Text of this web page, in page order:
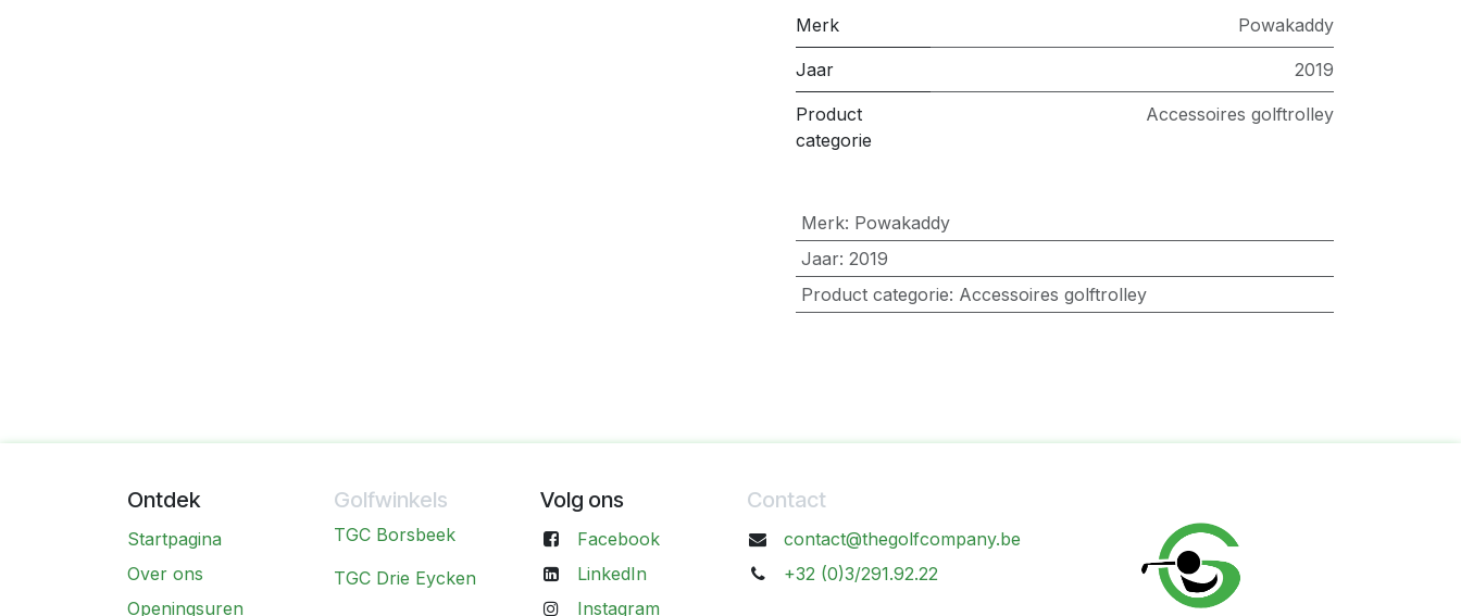
Merk Powakaddy
Jaar 2019
Product
categorie
Accessoires golftrolley
Merk: Powakaddy
Jaar: 2019
Product categorie: Accessoires golftrolley
Ontdek
Startpagina
Over ons
Openingsuren
Golfwinkels
TGC Borsbeek
TGC Drie Eycken
Volg ons
Facebook
LinkedIn
Instagram
Contact
contact@thegolfcompany.be
+32 (0)3/291.92.22